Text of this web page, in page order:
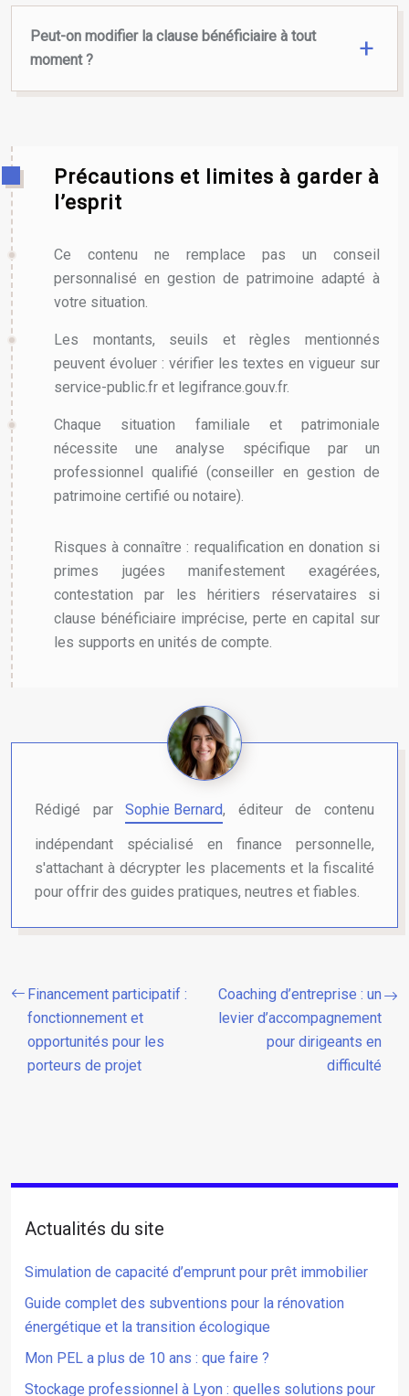
Peut-on modifier la clause bénéficiaire à tout
moment ?
Précautions et limites à garder à
l’esprit
Ce contenu ne remplace pas un conseil
personnalisé en gestion de patrimoine adapté à
votre situation.
Les montants, seuils et règles mentionnés
peuvent évoluer : vérifier les textes en vigueur sur
service-public.fr et legifrance.gouv.fr.
Chaque situation familiale et patrimoniale
nécessite une analyse spécifique par un
professionnel qualifié (conseiller en gestion de
patrimoine certifié ou notaire).
Risques à connaître : requalification en donation si
primes jugées manifestement exagérées,
contestation par les héritiers réservataires si
clause bénéficiaire imprécise, perte en capital sur
les supports en unités de compte.
Rédigé parSophie Bernard, éditeur de contenu
indépendant spécialisé en finance personnelle,
s'attachant à décrypter les placements et la fiscalité
pour offrir des guides pratiques, neutres et fiables.
Financement participatif :
fonctionnement et
opportunités pour les
porteurs de projet
Coaching d’entreprise : un
levier d’accompagnement
pour dirigeants en
difficulté
Actualités du site
Simulation de capacité d’emprunt pour prêt immobilier
Guide complet des subventions pour la rénovation
énergétique et la transition écologique
Mon PEL a plus de 10 ans : que faire ?
Stockage professionnel à Lyon : quelles solutions pour